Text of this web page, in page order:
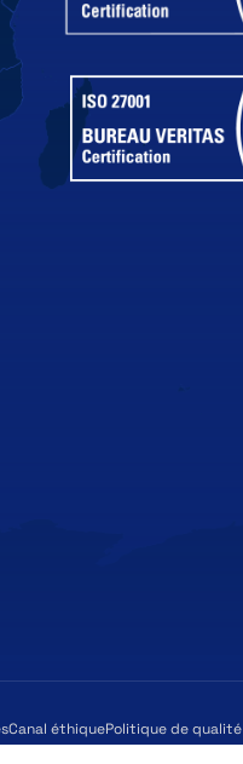
Canal éthiquePolitique de qualité